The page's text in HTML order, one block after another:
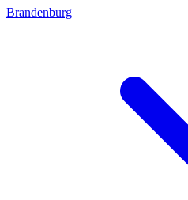
Brandenburg